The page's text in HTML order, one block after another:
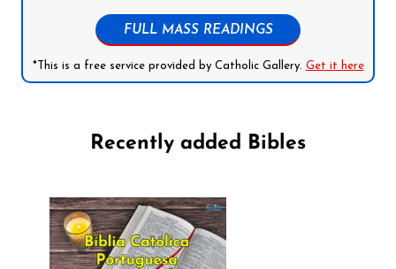
FULL MASS READINGS
*This is a free service provided by Catholic Gallery. Get it here
Recently added Bibles